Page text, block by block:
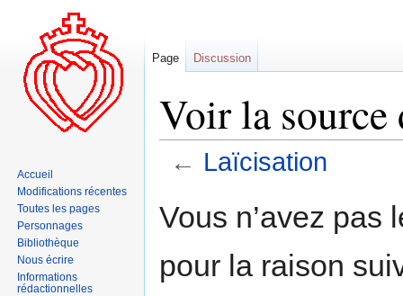
Voir la
← Laïcisation
à
navigation
à
recherche
Vous n’avez pas
pour la raison
Page Discussion
Accueil
Modifications récentes
Toutes les pages
Personnages
Bibliothèque
Nous écrire
Informations
rédactionnelles